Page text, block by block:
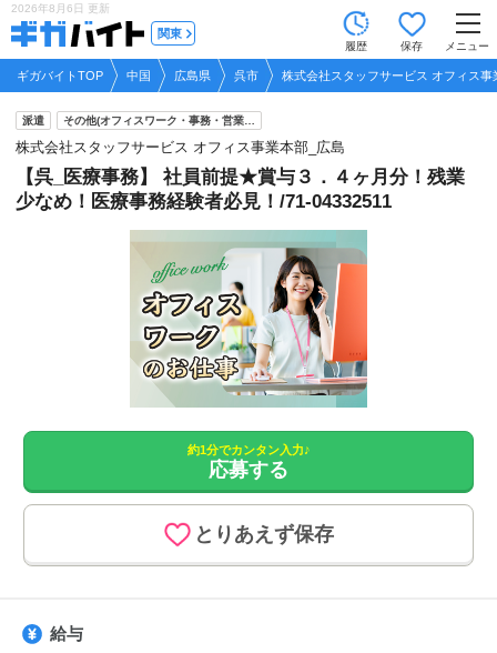
2026年8月6日 更新
関東
履歴 保存 メニュー
ギガバイトTOP 中国 広島県 呉市 株式会社スタッフサービス オフィス
派遣 その他(オフィスワーク・事務・営業…
株式会社スタッフサービス オフィス事業本部_広島
【呉_医療事務】 社員前提★賞与３．４ヶ月分！残業
少なめ！医療事務経験者必見！/71-04332511
約1分でカンタン入力♪
応募する
とりあえず保存
給与